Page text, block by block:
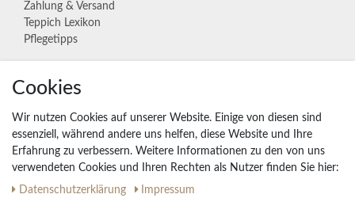
Zahlung & Versand
Teppich Lexikon
Pflegetipps
Unternehmen
Widerrufs­recht
Vertrag widerrufen
Impressum
Daten­schutz­erklärung
AGB
Cookies
Wir nutzen Cookies auf unserer Website. Einige von diesen sind
essenziell, während andere uns helfen, diese Website und Ihre
Erfahrung zu verbessern. Weitere Informationen zu den von uns
verwendeten Cookies und Ihren Rechten als Nutzer finden Sie hier:
Daten­schutz­erklärung
Impressum